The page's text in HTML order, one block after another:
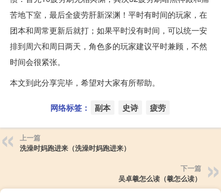
苦地下室，最后全疲劳肝新深渊！平时有时间的玩家，在
团本和周常更新后就打；如果平时没有时间，可以统一安
排到周六和周日两天，角色多的玩家建议平时兼顾，不然
时间会很紧张。
本文到此分享完毕，希望对大家有所帮助。
网络标签： 副本 史诗 疲劳
上一篇
洗澡时妈跑进来（洗澡时妈跑进来）
下一篇
吴卓羲怎么读（羲怎么读）